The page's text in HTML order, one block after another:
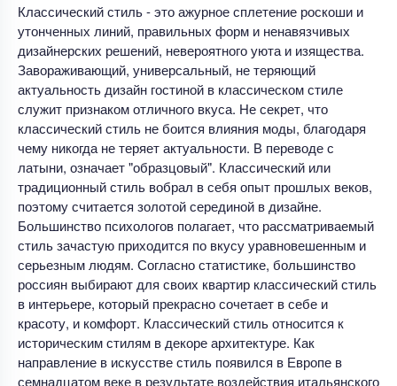
Классический стиль - это ажурное сплетение роскоши и
утонченных линий, правильных форм и ненавязчивых
дизайнерских решений, невероятного уюта и изящества.
Завораживающий, универсальный, не теряющий
актуальность дизайн гостиной в классическом стиле
служит признаком отличного вкуса. Не секрет, что
классический стиль не боится влияния моды, благодаря
чему никогда не теряет актуальности. В переводе с
латыни, означает "образцовый". Классический или
традиционный стиль вобрал в себя опыт прошлых веков,
поэтому считается золотой серединой в дизайне.
Большинство психологов полагает, что рассматриваемый
стиль зачастую приходится по вкусу уравновешенным и
серьезным людям. Согласно статистике, большинство
россиян выбирают для своих квартир классический стиль
в интерьере, который прекрасно сочетает в себе и
красоту, и комфорт. Классический стиль относится к
историческим стилям в декоре архитектуре. Как
направление в искусстве стиль появился в Европе в
семнадцатом веке в результате воздействия итальянского